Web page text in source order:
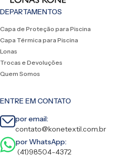
DEPARTAMENTOS
Capa de Proteção para Piscina
Capa Térmica para Piscina
Lonas
Trocas e Devoluções
Quem Somos
ENTRE EM CONTATO
por email:
contato@konetextil.com.br
por WhatsApp:
(41)98504-4372